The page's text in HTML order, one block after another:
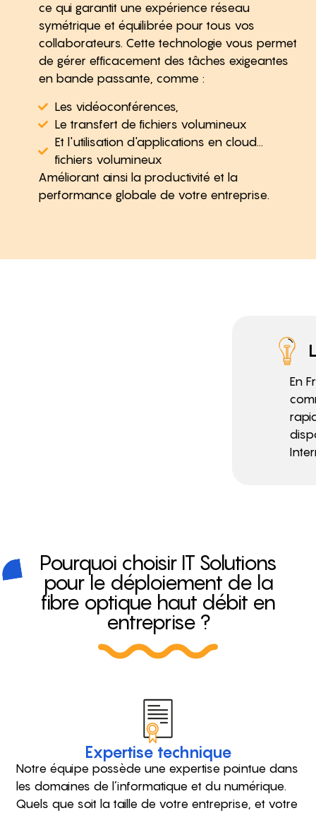
ce qui garantit une expérience réseau
symétrique et équilibrée pour tous vos
collaborateurs. Cette technologie vous permet
de gérer efficacement des tâches exigeantes
en bande passante, comme :
Les vidéoconférences,
Le transfert de fichiers volumineux
Et l'utilisation d'applications en cloud…
fichiers volumineux
Améliorant ainsi la productivité et la
performance globale de votre entreprise.
En
Pourquoi choisir IT Solutions
pour le déploiement de la
fibre optique haut débit en
entreprise ?
Expertise technique
Notre équipe possède une expertise pointue dans
les domaines de l’informatique et du numérique.
Quels que soit la taille de votre entreprise, et votre